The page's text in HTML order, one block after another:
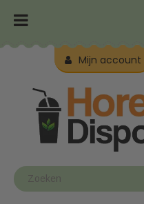
Mijn account